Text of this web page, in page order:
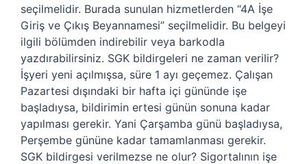
seçilmelidir. Burada sunulan hizmetlerden “4A İşe
Giriş ve Çıkış Beyannamesi” seçilmelidir. Bu belgeyi
ilgili bölümden indirebilir veya barkodla
yazdırabilirsiniz. SGK bildirgeleri ne zaman verilir?
İşyeri yeni açılmışsa, süre 1 ayı geçemez. Çalışan
Pazartesi dışındaki bir hafta içi gününde işe
başladıysa, bildirimin ertesi günün sonuna kadar
yapılması gerekir. Yani Çarşamba günü başladıysa,
Perşembe gününe kadar tamamlanması gerekir.
SGK bildirgesi verilmezse ne olur? Sigortalının işe